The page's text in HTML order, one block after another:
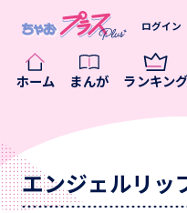
ホーム まんが ランキング
ログイン
エンジェルリッ